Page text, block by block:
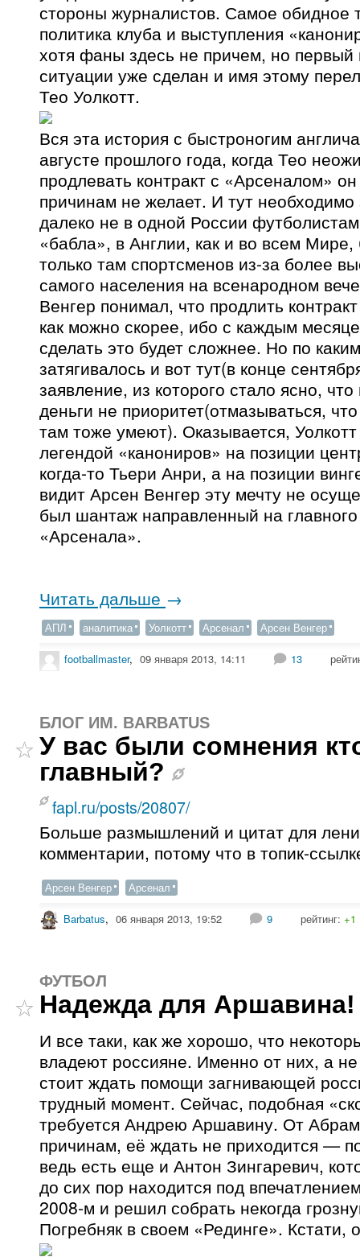
стороны журналистов. Самое обидное
политика клуба и выступления
хотя фаны здесь не причем, но
ситуации уже сделан и имя этому
Тео Уолкотт.
Вся эта история с быстроногим
августе прошлого года, когда Тео
продлевать контракт с «Арсеналом»
причинам не желает. И тут необходимо
далеко не в одной России
«бабла», в Англии, как и во всем
только там спортсменов из-за более
самого населения на всенародном
Венгер понимал, что продлить
как можно скорее, ибо с каждым
сделать это будет сложнее. Но по
затягивалось и вот тут(в конце
заявление, из которого стало ясно,
деньги не приоритет(отмазываться,
там тоже умеют). Оказывается,
легендой «канониров» на позиции
когда-то Тьери Анри, а на позиции
видит Арсен Венгер эту мечту не
был шантаж направленный на
«Арсенала».
Читать дальше →
АПЛ аналитика Уолкотт Арсенал Арсен Венгер
footballmaster, 09 января 2013, 14:11 13
БЛОГ ИМ. BARBATUS
У вас были сомнения
главный?
fapl.ru/posts/20807/
Больше размышлений и цитат для
комментарии, потому что в топик-
Арсен Венгер Арсенал
Barbatus, 06 января 2013, 19:52 9 рейтинг: +1
ФУТБОЛ
Надежда для Аршавина!
И все таки, как же хорошо, что
владеют россияне. Именно от них, а
стоит ждать помощи загнивающей
трудный момент. Сейчас, подобная
требуется Андрею Аршавину. От
причинам, её ждать не приходится —
ведь есть еще и Антон Зингаревич,
до сих пор находится под
2008-м и решил собрать некогда
Погребняк в своем «Рединге». Кстати,